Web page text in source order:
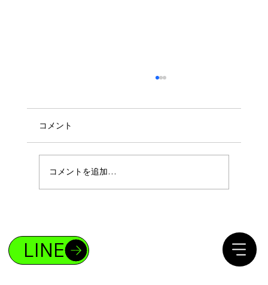
コメント
コメントを追加…
LINE